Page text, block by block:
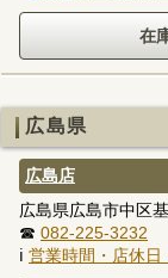
広島県
広島店
広島県広島市中区
☎ 082-225-3232
ℹ 営業時間・店休日